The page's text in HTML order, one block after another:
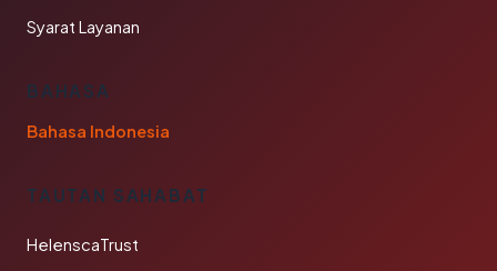
Syarat Layanan
BAHASA
Bahasa Indonesia
TAUTAN SAHABAT
HelenscaTrust